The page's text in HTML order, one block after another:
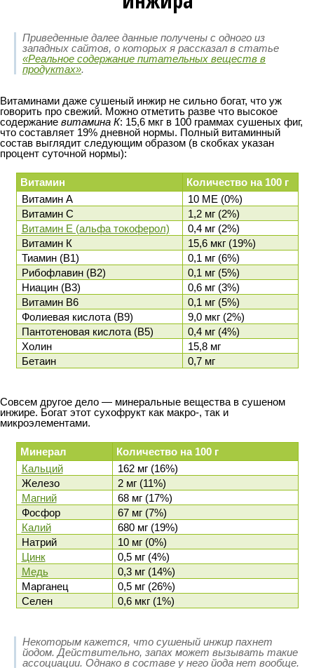
Приведенные далее данные получены с одного из
западных сайтов, о которых я рассказал в статье
«Реальное содержание питательных веществ в
продуктах».
Витаминами даже сушеный инжир не сильно богат, что уж
говорить про свежий. Можно отметить разве что высокое
содержание витамина К: 15,6 мкг в 100 граммах сушеных фиг,
что составляет 19% дневной нормы. Полный витаминный
состав выглядит следующим образом (в скобках указан
процент суточной нормы):
Витамин
Количество на 100 г
Витамин А
10 МЕ (0%)
Витамин С
1,2 мг (2%)
Витамин Е (альфа токоферол)
0,4 мг (2%)
Витамин К
15,6 мкг (19%)
Тиамин (В1)
0,1 мг (6%)
Рибофлавин (В2)
0,1 мг (5%)
Ниацин (В3)
0,6 мг (3%)
Витамин В6
0,1 мг (5%)
Фолиевая кислота (В9)
9,0 мкг (2%)
Пантотеновая кислота (В5)
0,4 мг (4%)
Холин
15,8 мг
Бетаин
0,7 мг
Совсем другое дело — минеральные вещества в сушеном
инжире. Богат этот сухофрукт как макро-, так и
микроэлементами.
Минерал
Количество на 100 г
Кальций
162 мг (16%)
Железо
2 мг (11%)
Магний
68 мг (17%)
Фосфор
67 мг (7%)
Калий
680 мг (19%)
Натрий
10 мг (0%)
Цинк
0,5 мг (4%)
Медь
0,3 мг (14%)
Марганец
0,5 мг (26%)
Селен
0,6 мкг (1%)
Некоторым кажется, что сушеный инжир пахнет
йодом. Действительно, запах может вызывать такие
ассоциации. Однако в составе у него йода нет вообще.